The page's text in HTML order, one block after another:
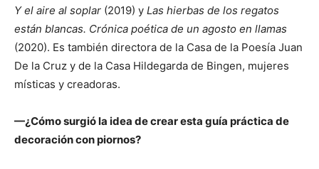
Y el aire al soplar (2019) y Las hierbas de los regatos
están blancas. Crónica poética de un agosto en llamas
(2020). Es también directora de la Casa de la Poesía Juan
De la Cruz y de la Casa Hildegarda de Bingen, mujeres
místicas y creadoras.
—¿Cómo surgió la idea de crear esta guía práctica de
decoración con piornos?